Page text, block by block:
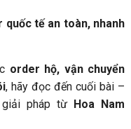
quốc tế an toàn, nhanh
order hộ, vận chuyển
, hãy đọc đến cuối bài –
pháp từ Hoa Nam